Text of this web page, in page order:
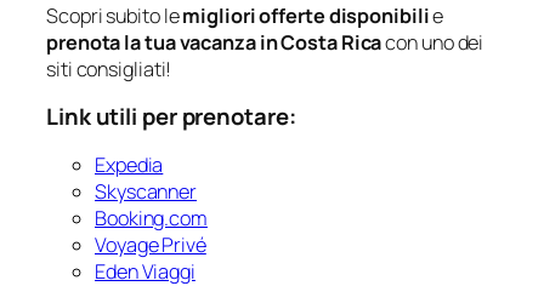
Scopri subito lemigliori offerte disponibilie
prenota la tua vacanza in Costa Ricacon uno dei
siti consigliati!
Link utili per prenotare:
Expedia
Skyscanner
Booking.com
Voyage Privé
Eden Viaggi